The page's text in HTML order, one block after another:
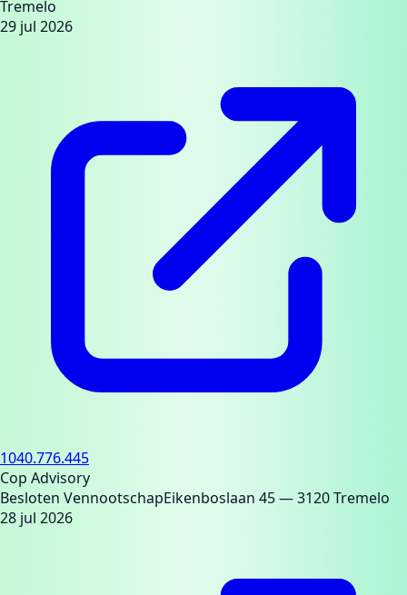
Tremelo
29 jul 2026
1040.776.445
Cop Advisory
Besloten VennootschapEikenboslaan 45— 3120 Tremelo
28 jul 2026